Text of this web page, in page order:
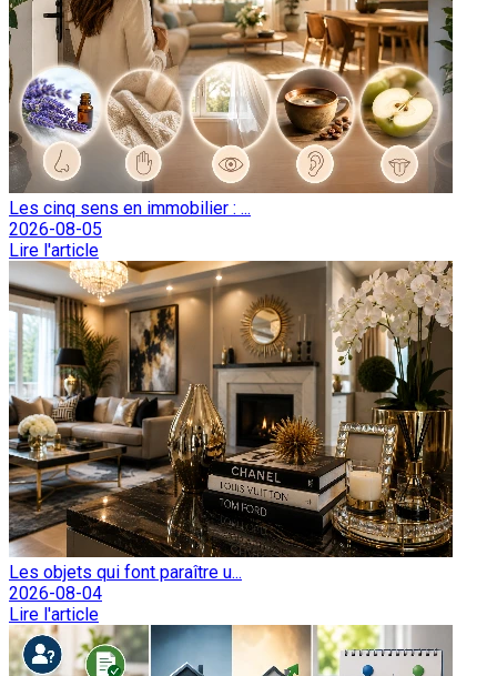
Les cinq sens en immobilier : ...
2026-08-05
Lire l'article
Les objets qui font paraître u...
2026-08-04
Lire l'article